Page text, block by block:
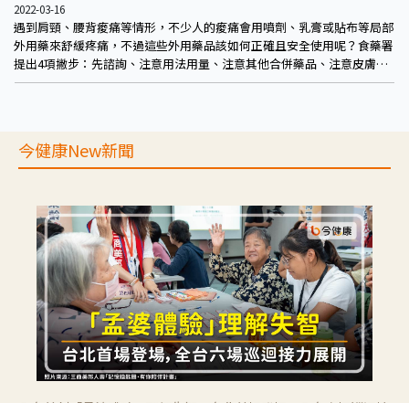
2022-03-16
遇到肩頸、腰背痠痛等情形，不少人的痠痛會用噴劑、乳膏或貼布等局部
外用藥來舒緩疼痛，不過這些外用藥品該如何正確且安全使用呢？食藥署
提出4項撇步：先諮詢、注意用法用量、注意其他合併藥品、注意皮膚狀
況。
今健康New新聞